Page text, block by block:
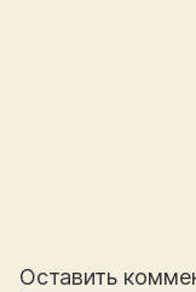
Оставить